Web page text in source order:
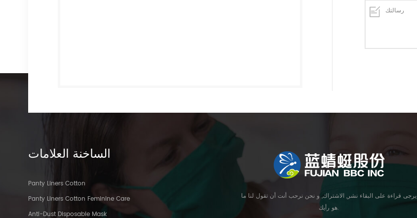
الساخنة العلامات
Panty Liners Cotton
Panty Liners Cotton Feminine Care
Anti-Dust Disposable Mask
يرجى قراءة على البقاء نشر, الاشتراك, و نحن نرحب أنت أن تقول لنا ما
هو رأيك.